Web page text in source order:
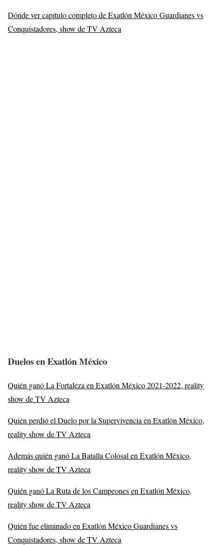
Dónde ver capítulo completo de Exatlón México Guardianes vs
Conquistadores, show de TV Azteca
Duelos en Exatlón México
Quién ganó La Fortaleza en Exatlón México 2021-2022, reality
show de TV Azteca
Quién perdió el Duelo por la Supervivencia en Exatlón México,
reality show de TV Azteca
Además quién ganó La Batalla Colosal en Exatlón México,
reality show de TV Azteca
Quién ganó La Ruta de los Campeones en Exatlón México,
reality show de TV Azteca
Quién fue eliminado en Exatlón México Guardianes vs
Conquistadores, show de TV Azteca